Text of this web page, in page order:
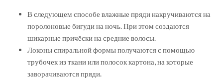
В следующем способе влажные пряди накручиваются на
поролоновые бигуди на ночь. При этом создаются
шикарные причёски на средние волосы.
Локоны спиральной формы получаются с помощью
трубочек из ткани или полосок картона, на которые
заворачиваются пряди.